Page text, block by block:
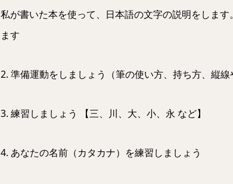
私が書いた本を使って、日本語の文字の説明をしま
ます
2. 準備運動をしましょう（筆の使い方、持ち方、縦線
3. 練習しましょう 【三、川、大、小、永 など】
4. あなたの名前（カタカナ）を練習しましょう